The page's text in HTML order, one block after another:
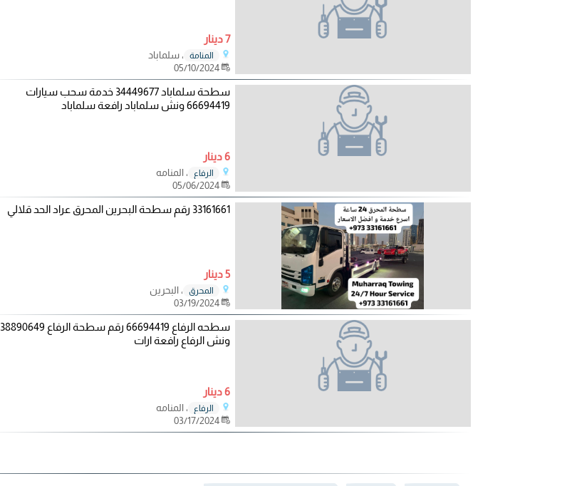
7 دينار
المنامة
، سلماباد
05/10/2024
سطحة سلماباد 34449677 خدمة سحب سيارات
66694419 ونش سلماباد رافعة سلماباد
6 دينار
الرفاع
، المنامه
05/06/2024
33161661 رقم سطحة البحرين المحرق عراد الحد قلالي
5 دينار
المحرق
، البحرين
03/19/2024
سطحه الرفاع 66694419 رقم سطحة الرفاع 38890649
ونش الرفاع رافعة ارات
6 دينار
الرفاع
، المنامه
03/17/2024